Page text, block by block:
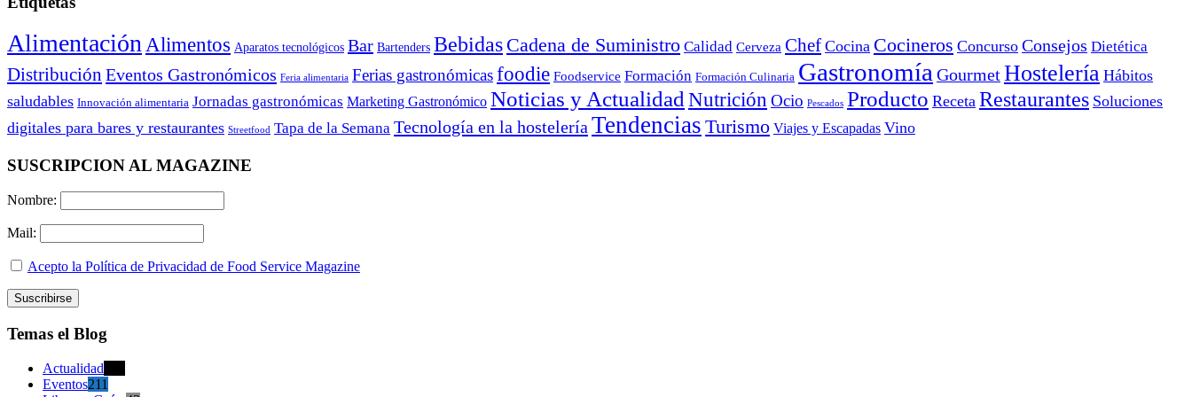
Alimentación Alimentos Aparatos tecnológicos Bar Bartenders Bebidas Cadena de Suministro Calidad Cerveza Chef Cocina Cocineros Concurso Consejos Dietética
Distribución Eventos Gastronómicos Feria alimentaria Ferias gastronómicasfoodie Foodservice Formación Formación Culinaria Gastronomía GourmetHostelería Hábitos
saludables Innovación alimentaria Jornadas gastronómicas Marketing Gastronómico Noticias y Actualidad Nutrición Ocio Pescados Producto Receta Restaurantes Soluciones
digitales para bares y restaurantes Streetfood Tapa de la Semana Tecnología en la hostelería Tendencias Turismo Viajes y Escapadas Vino
SUSCRIPCION AL MAGAZINE
Nombre:
Mail:
Acepto la Política de Privacidad de Food Service Magazine
Temas el Blog
Actualidad
Eventos211